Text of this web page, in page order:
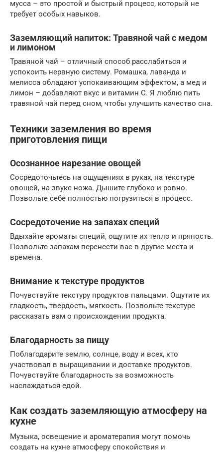
мусса – это простой и быстрый процесс, который не
требует особых навыков.
Заземляющий напиток: Травяной чай с медом
и лимоном
Травяной чай – отличный способ расслабиться и
успокоить нервную систему. Ромашка, лаванда и
мелисса обладают успокаивающим эффектом, а мед и
лимон – добавляют вкус и витамин C. Я люблю пить
травяной чай перед сном, чтобы улучшить качество сна.
Техники заземления во время
приготовления пищи
Осознанное нарезание овощей
Сосредоточьтесь на ощущениях в руках, на текстуре
овощей, на звуке ножа. Дышите глубоко и ровно.
Позвольте себе полностью погрузиться в процесс.
Сосредоточение на запахах специй
Вдыхайте ароматы специй, ощутите их тепло и пряность.
Позвольте запахам перенести вас в другие места и
времена.
Внимание к текстуре продуктов
Почувствуйте текстуру продуктов пальцами. Ощутите их
гладкость, твердость, мягкость. Позвольте текстуре
рассказать вам о происхождении продукта.
Благодарность за пищу
Поблагодарите землю, солнце, воду и всех, кто
участвовал в выращивании и доставке продуктов.
Почувствуйте благодарность за возможность
наслаждаться едой.
Как создать заземляющую атмосферу на
кухне
Музыка, освещение и ароматерапия могут помочь
создать на кухне атмосферу спокойствия и